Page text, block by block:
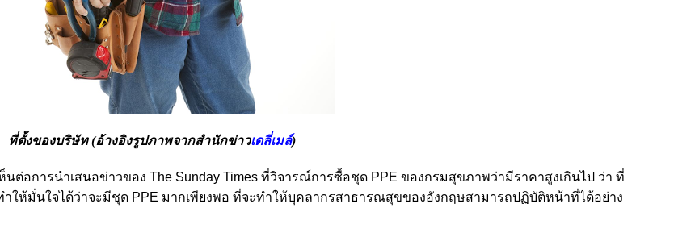
ที่ตั้งของบริษัท (อ้างอิงรูปภาพจากสำนักข่าวเดลี่เมล์)
ต่อการนำเสนอข่าวของThe Sunday Times ที่วิจารณ์การซื้อชุด PPEของกรมสุขภาพว่ามีราคาสูงเกินไป ว่า ที่
ำให้มั่นใจได้ว่าจะมีชุด PPE มากเพียงพอ ที่จะทำให้บุคลากรสาธารณสุขของอังกฤษสามารถปฏิบัติหน้าที่ได้อย่าง